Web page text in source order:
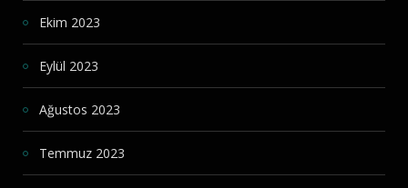
Ekim 2023
Eylül 2023
Ağustos 2023
Temmuz 2023